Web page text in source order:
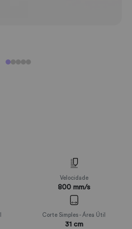
Velocidade
800 mm/s
Corte Simples - Área Útil
31 cm